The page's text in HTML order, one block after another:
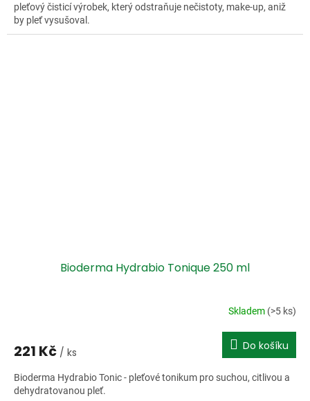
pleťový čisticí výrobek, který odstraňuje nečistoty, make-up, aniž
by pleť vysušoval.
Bioderma Hydrabio Tonique 250 ml
Skladem (>5 ks)
221 Kč / ks Do košíku
Bioderma Hydrabio Tonic - pleťové tonikum pro suchou, citlivou a
dehydratovanou pleť.